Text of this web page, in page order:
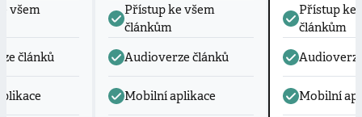
všem
článků
Přístup ke všem
článkům
Audioverze článků
Mobilní aplikace
Přístup ke
článkům
Mobilní